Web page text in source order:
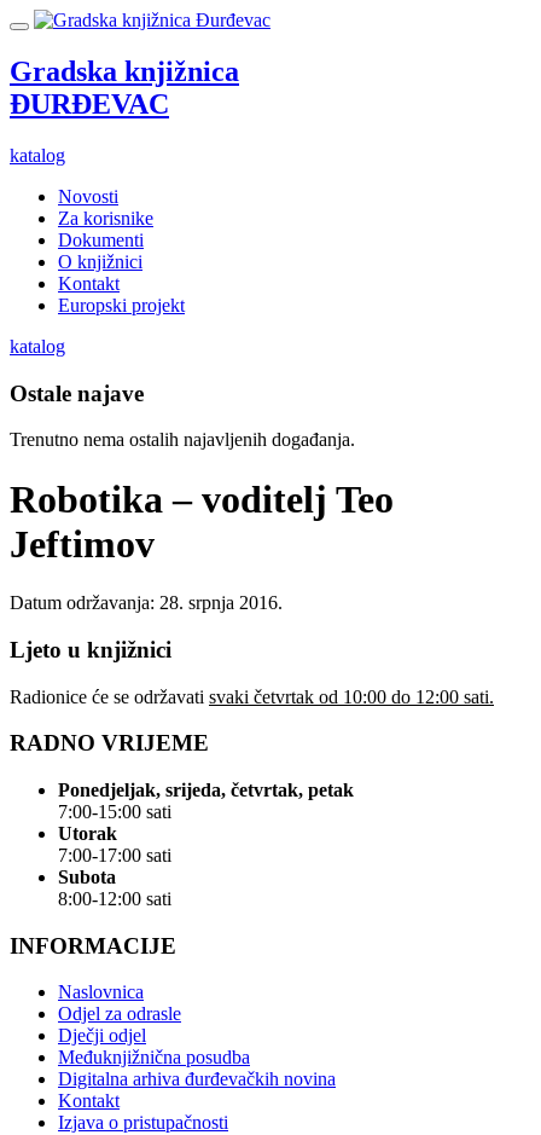
Gradska knjižnica
ĐURĐEVAC
katalog
Novosti
Za korisnike
Dokumenti
O knjižnici
Kontakt
Europski projekt
katalog
Ostale najave
Trenutno nema ostalih najavljenih događanja.
Robotika – voditelj Teo
Jeftimov
Datum održavanja: 28. srpnja 2016.
Ljeto u knjižnici
Radionice će se održavati svaki četvrtak od 10:00 do 12:00 sati.
RADNO VRIJEME
Ponedjeljak, srijeda, četvrtak, petak
7:00-15:00 sati
Utorak
7:00-17:00 sati
Subota
8:00-12:00 sati
INFORMACIJE
Naslovnica
Odjel za odrasle
Dječji odjel
Međuknjižnična posudba
Digitalna arhiva đurđevačkih novina
Kontakt
Izjava o pristupačnosti